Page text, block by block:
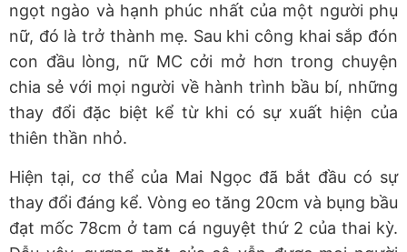
ngọt ngào và hạnh phúc nhất của một người phụ
nữ, đó là trở thành mẹ. Sau khi công khai sắp đón
con đầu lòng, nữ MC cởi mở hơn trong chuyện
chia sẻ với mọi người về hành trình bầu bí, những
thay đổi đặc biệt kể từ khi có sự xuất hiện của
thiên thần nhỏ.
Hiện tại, cơ thể của Mai Ngọc đã bắt đầu có sự
thay đổi đáng kể. Vòng eo tăng 20cm và bụng bầu
đạt mốc 78cm ở tam cá nguyệt thứ 2 của thai kỳ.